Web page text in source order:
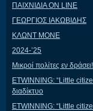
ΠΑΙΧΝΙΔΙΑ ON LINE
ΓΕΩΡΓΙΟΣ ΙΑΚΩΒΙΔΗΣ
ΚΛΩΝΤ ΜΟΝΕ
2024-’25
Μικροί πολίτες εν δράσει!
ETWINNING: “Little
διαδίκτυο
ETWINNING: “Little